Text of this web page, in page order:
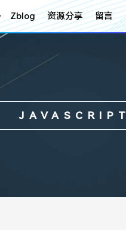
Zblog 资源分享 留言
JAVASCRIPT